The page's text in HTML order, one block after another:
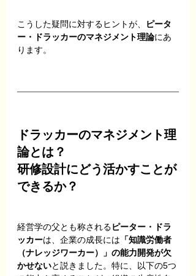
こうした疑問に対するヒントが、
ピータ
ー・ドラッカーのマネジメント理論にあ
ります。
ドラッカーのマネジメント理
論とは？
研修設計にどう活かすことが
できるか？
経営学の父とも称されるピーター・ドラ
ッカーは、企業の成長には 「知識労働者
（ナレッジワーカー）」の能力開発が欠
かせないと説きました。特に、以下の5つ